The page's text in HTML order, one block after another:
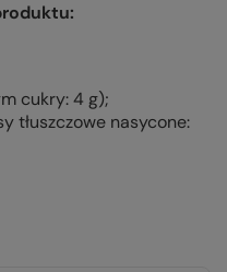
cukry:4 g);
tłuszczowe nasycone: